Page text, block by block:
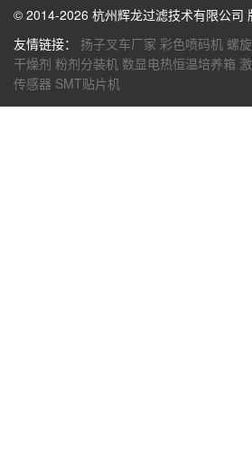
© 2014-2026 杭州辉龙过滤技术有限公司
友情链接： 扬子叉车厂家 彩色喷码机 螺
干燥剂 粉剂分装机 数显电热恒温培养箱
传感器 SMT贴片机